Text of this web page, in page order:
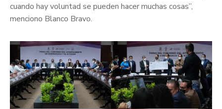
cuando hay voluntad se pueden hacer muchas cosas”,
menciono Blanco Bravo.